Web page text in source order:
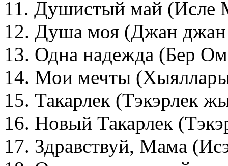
11. Душистый май (Исле
12. Душа моя (Джан
13. Одна надежда (Бер
14. Мои мечты
15. Такарлек (Тэкэрлек
16. Новый Такарлек
17. Здравствуй, Мама